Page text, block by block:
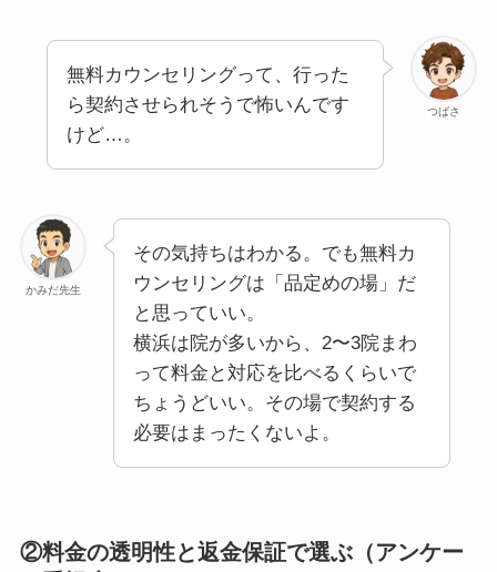
つばさ
無料カウンセリングって、行った
ら契約させられそうで怖いんです
けど…。
かみだ先生
その気持ちはわかる。でも無料カ
ウンセリングは「品定めの場」だ
と思っていい。
横浜は院が多いから、2〜3院まわ
って料金と対応を比べるくらいで
ちょうどいい。その場で契約する
必要はまったくないよ。
②料金の透明性と返金保証で選ぶ（アンケー